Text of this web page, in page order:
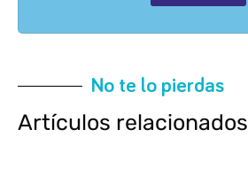
No te lo pierdas
Artículos relacionados